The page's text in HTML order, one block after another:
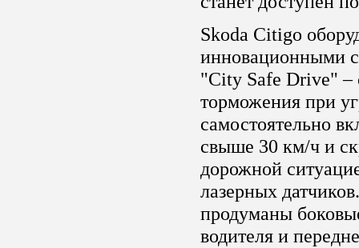
Skoda Citigo
инновационными
"City Safe Drive" –
торможения при
самостоятельно
свыше 30 км/ч и
дорожной
лазерных
продуманы
водителя и